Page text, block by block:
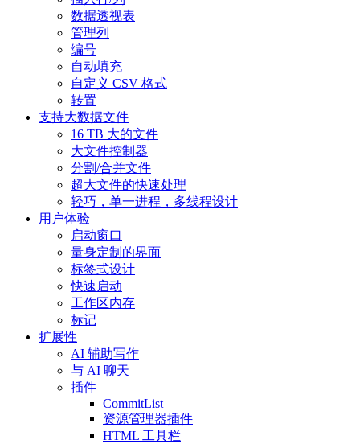
数据透视表
管理列
编号
自动填充
自定义 CSV 格式
转置
支持大数据文件
16 TB 大的文件
大文件控制器
分割/合并文件
超大文件的快速处理
轻巧，单一进程，多线程设计
用户体验
启动窗口
量身定制的界面
标签式设计
快速启动
工作区内存
标记
扩展性
AI 辅助写作
与 AI 聊天
插件
CommitList
资源管理器插件
HTML 工具栏